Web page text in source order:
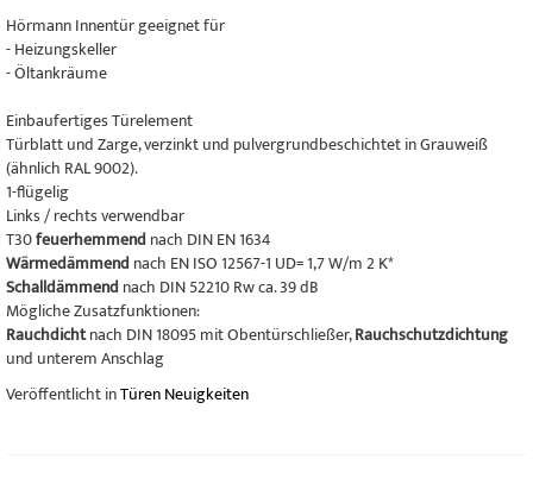
Hörmann Innentür geeignet für
- Heizungskeller
- Öltankräume
Einbaufertiges Türelement
Türblatt und Zarge, verzinkt und pulvergrundbeschichtet in Grauweiß
(ähnlich RAL 9002).
1-flügelig
Links / rechts verwendbar
T30feuerhemmend nach DIN EN 1634
Wärmedämmend nach EN ISO 12567-1 UD= 1,7 W/m 2 K*
Schalldämmend nach DIN 52210 Rw ca. 39 dB
Mögliche Zusatzfunktionen:
Rauchdichtnach DIN 18095 mit Obentürschließer,Rauchschutzdichtung
und unterem Anschlag
Veröffentlicht inTüren Neuigkeiten